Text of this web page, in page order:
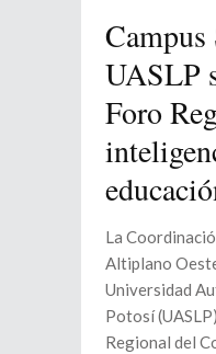
Campus
UASLP
Foro
La
Altiplano
Universidad
Potosí
Regional del